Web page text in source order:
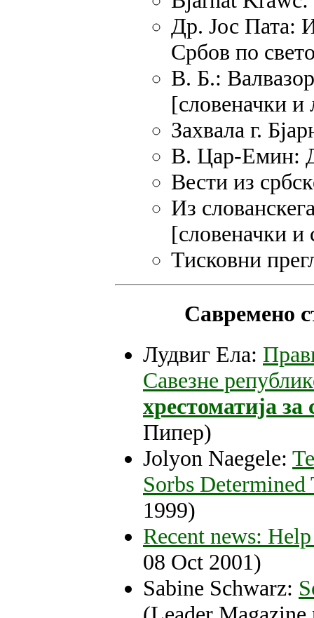
Др. Јос Пата:
Србов по
В. Б.:
[словеначки
Захвала г.
В. Цар-Емин:
Вести из
Из
[словеначки и
Тисковни
Савремено
Лудвиг Ела:
Савезне
хрестоматија за
Пипер)
Jolyon Naegele:
Sorbs
1999)
Recent news:
08 Oct 2001)
Sabine Schwarz: